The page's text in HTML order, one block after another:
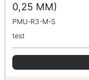
0,25 MM)
PMU-R3-M-S
test